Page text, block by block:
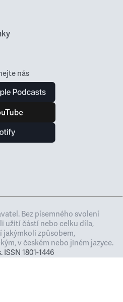
nás
Bez písemného svolení
užití částí nebo celku díla,
jakýmkoli způsobem,
v českém nebo jiném jazyce.
1801-1446